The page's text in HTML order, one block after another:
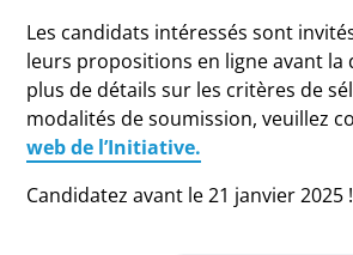
Les candidats intéressés sont
leurs propositions en ligne avant la
plus de détails sur les critères de
modalités de soumission, veuillez
web de l’Initiative.
Candidatez avant le 21 janvier 2025 !